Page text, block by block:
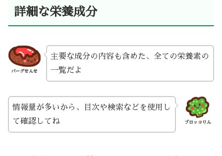
詳細な栄養成分
バーグせんせ
主要な成分の内容も含めた、全ての栄養素の
一覧だよ
ブロッコりん
情報量が多いから、目次や検索などを使用し
て確認してね